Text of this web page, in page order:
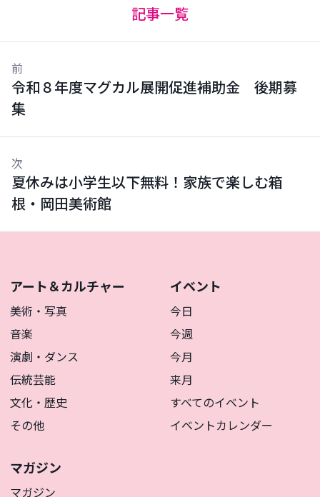
記事一覧
前
令和８年度マグカル展開促進補助金 後期募
集
次
夏休みは小学生以下無料！家族で楽しむ箱
根・岡田美術館
アート＆カルチャー
美術・写真
音楽
演劇・ダンス
伝統芸能
文化・歴史
その他
イベント
今日
今週
今月
来月
すべてのイベント
イベントカレンダー
マガジン
マガジン